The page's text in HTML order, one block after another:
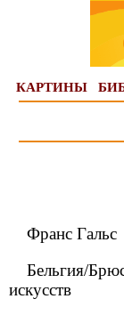
КАРТИНЫ
Франс Гальс
Бельгия/
искусств